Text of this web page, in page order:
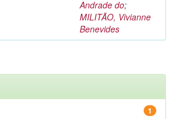
Andrade do;
MILITÃO, Vivianne
Benevides
1